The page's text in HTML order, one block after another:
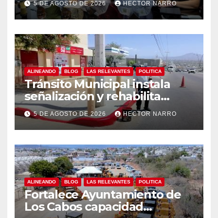
centro histórico
5 DE AGOSTO DE 2026 HECTOR NARRO
ALINEANDO BLOG LAS RELEVANTES POLITICA
Tránsito Municipal instala
señalización y rehabilita
cruces peatonales en Los
Cabos
5 DE AGOSTO DE 2026 HECTOR NARRO
ALINEANDO BLOG LAS RELEVANTES POLITICA
Fortalece Ayuntamiento de
Los Cabos capacidad